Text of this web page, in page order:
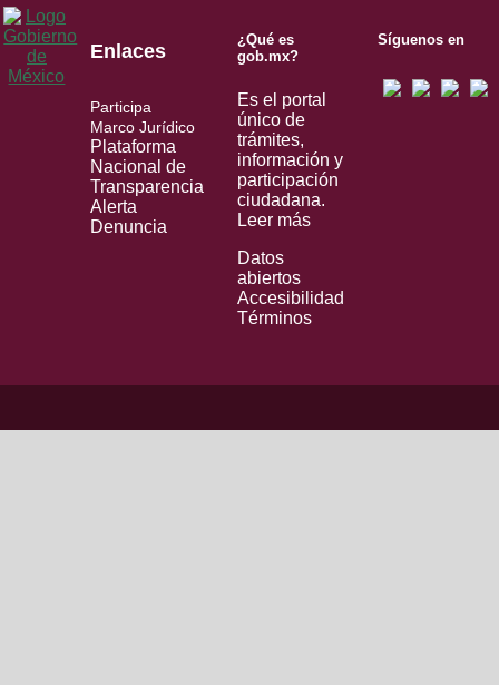
Enlaces
Participa
Marco Jurídico
Plataforma
Nacional de
Transparencia
Alerta
Denuncia
¿Qué es
gob.mx?
Es el portal
único de
trámites,
información y
participación
ciudadana.
Leer más
Datos
abiertos
Accesibilidad
Términos
Síguenos en